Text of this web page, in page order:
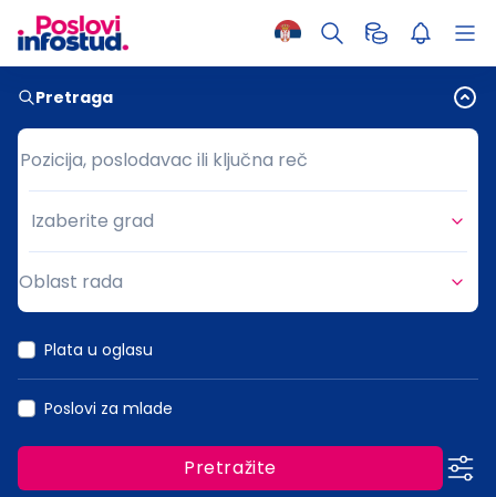
Pretraga
Pozicija, poslodavac ili ključna reč
Pozicija, poslodavac ili ključna reč
Grad
Izaberite grad
Oblast rada
Plata u oglasu
Poslovi za mlade
Pretražite